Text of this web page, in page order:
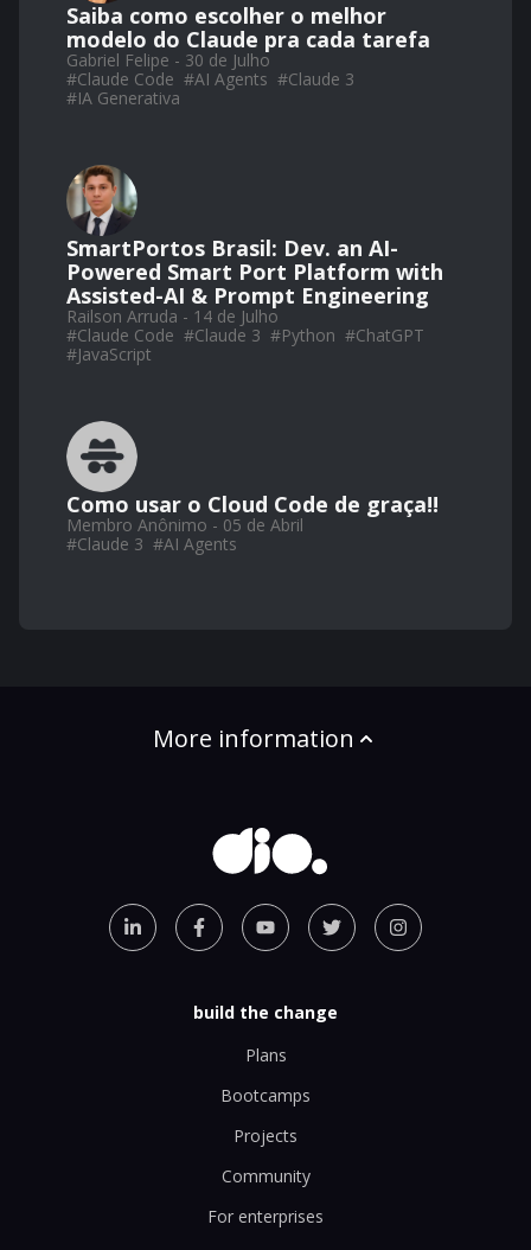
Saiba como escolher o melhor
modelo do Claude pra cada tarefa
Gabriel Felipe - 30 de Julho
#Claude Code #AI Agents #Claude 3
#IA Generativa
SmartPortos Brasil: Dev. an AI-
Powered Smart Port Platform with
Assisted-AI & Prompt Engineering
Railson Arruda - 14 de Julho
#Claude Code #Claude 3 #Python #ChatGPT
#JavaScript
Como usar o Cloud Code de graça!!
Membro Anônimo - 05 de Abril
#Claude 3 #AI Agents
More information
build the change
Plans
Bootcamps
Projects
Community
For enterprises